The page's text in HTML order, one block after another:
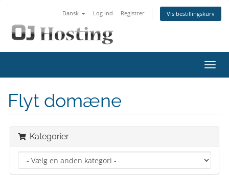
Dansk Log ind Registrer Vis bestillingskurv
Skift
Flyt domæne
Kategorier